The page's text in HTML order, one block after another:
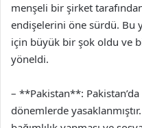
menşeli bir şirket
endişelerini öne sürdü. Bu
için büyük bir şok oldu ve
yöneldi.
– **Pakistan**: Pakistan’da
dönemlerde